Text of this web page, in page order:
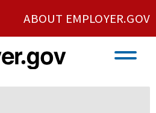
ABOUT EMPLOYER.GOV